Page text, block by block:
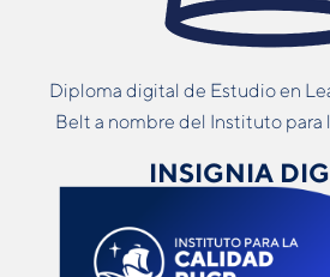
Diploma digital de Estudio en
Belt a nombre del Instituto para
INSIGNIA